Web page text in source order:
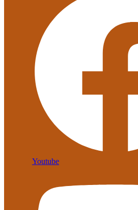
Youtube